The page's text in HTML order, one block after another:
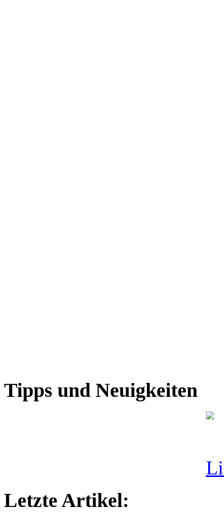
Tipps und Neuigkeiten
Letzte Artikel: